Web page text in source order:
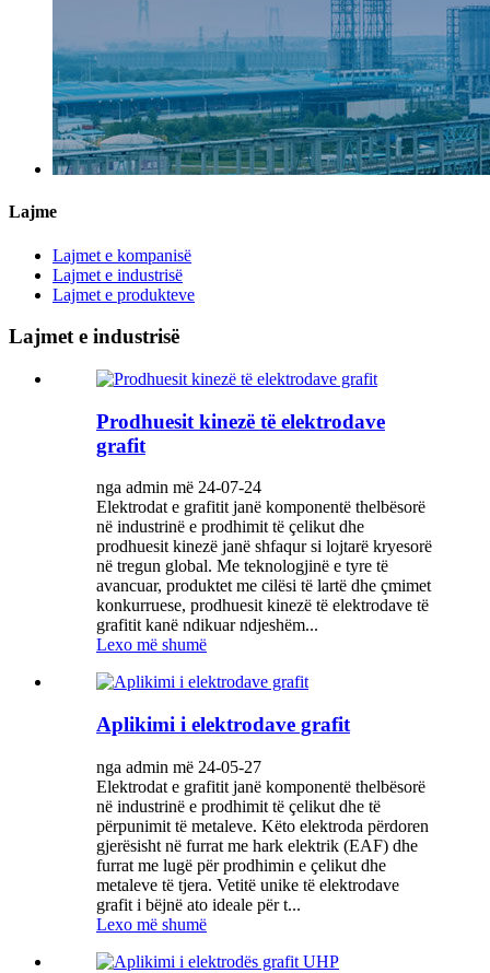
Lajme
Lajmet e kompanisë
Lajmet e industrisë
Lajmet e produkteve
Lajmet e industrisë
Prodhuesit kinezë të elektrodave
grafit
nga admin më 24-07-24
Elektrodat e grafitit janë komponentë thelbësorë
në industrinë e prodhimit të çelikut dhe
prodhuesit kinezë janë shfaqur si lojtarë kryesorë
në tregun global. Me teknologjinë e tyre të
avancuar, produktet me cilësi të lartë dhe çmimet
konkurruese, prodhuesit kinezë të elektrodave të
grafitit kanë ndikuar ndjeshëm...
Lexo më shumë
Aplikimi i elektrodave grafit
nga admin më 24-05-27
Elektrodat e grafitit janë komponentë thelbësorë
në industrinë e prodhimit të çelikut dhe të
përpunimit të metaleve. Këto elektroda përdoren
gjerësisht në furrat me hark elektrik (EAF) dhe
furrat me lugë për prodhimin e çelikut dhe
metaleve të tjera. Vetitë unike të elektrodave
grafit i bëjnë ato ideale për t...
Lexo më shumë